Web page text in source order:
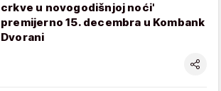
crkve u novogodišnjoj noći'
premijerno 15. decembra u Kombank
Dvorani